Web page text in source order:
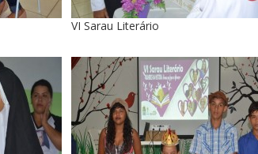
VI Sarau Literário